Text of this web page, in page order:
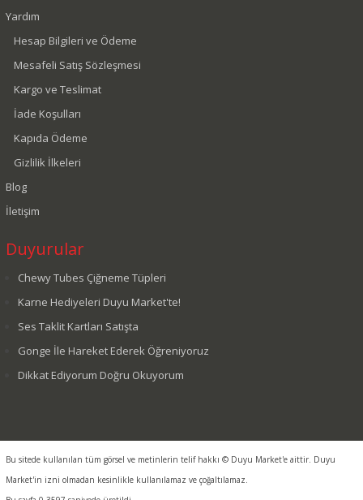
Yardım
Hesap Bilgileri ve Ödeme
Mesafeli Satış Sözleşmesi
Kargo ve Teslimat
İade Koşulları
Kapıda Ödeme
Gizlilik İlkeleri
Blog
İletişim
Duyurular
Chewy Tubes Çiğneme Tüpleri
Karne Hediyeleri Duyu Market'te!
Ses Taklit Kartları Satışta
Gonge İle Hareket Ederek Öğreniyoruz
Dikkat Ediyorum Doğru Okuyorum
Bu sitede kullanılan tüm görsel ve metinlerin telif hakkı © Duyu Market'e aittir. Duyu
Market'in izni olmadan kesinlikle kullanılamaz ve çoğaltılamaz.